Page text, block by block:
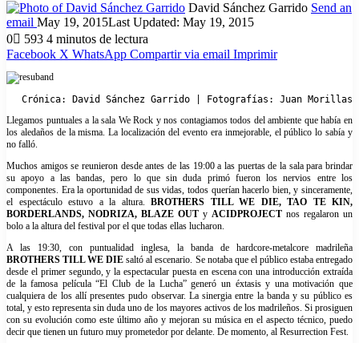
David Sánchez Garrido Send an
email May 19, 2015Last Updated: May 19, 2015
0
593 4 minutos de lectura
Facebook X WhatsApp Compartir via email Imprimir
Crónica: David Sánchez Garrido | Fotografías: Juan Morillas
Llegamos puntuales a la sala We Rock y nos contagiamos todos del ambiente que había en
los aledaños de la misma. La localización del evento era inmejorable, el público lo sabía y
no falló.
Muchos amigos se reunieron desde antes de las 19:00 a las puertas de la sala para brindar
su apoyo a las bandas, pero lo que sin duda primó fueron los nervios entre los
componentes. Era la oportunidad de sus vidas, todos querían hacerlo bien, y sinceramente,
el espectáculo estuvo a la altura. BROTHERS TILL WE DIE, TAO TE KIN,
BORDERLANDS, NODRIZA, BLAZE OUT y ACIDPROJECT nos regalaron un
bolo a la altura del festival por el que todas ellas lucharon.
A las 19:30, con puntualidad inglesa, la banda de hardcore-metalcore madrileña
BROTHERS TILL WE DIE saltó al escenario. Se notaba que el público estaba entregado
desde el primer segundo, y la espectacular puesta en escena con una introducción extraída
de la famosa película “El Club de la Lucha” generó un éxtasis y una motivación que
cualquiera de los allí presentes pudo observar. La sinergia entre la banda y su público es
total, y esto representa sin duda uno de los mayores activos de los madrileños. Si prosiguen
con su evolución como este último año y mejoran su música en el aspecto técnico, puedo
decir que tienen un futuro muy prometedor por delante. De momento, al Resurrection Fest.